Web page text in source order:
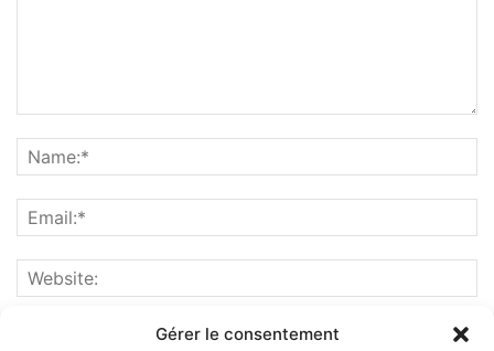
Gérer le consentement